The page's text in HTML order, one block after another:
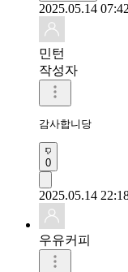
2025.05.14 07:42
민턴
작성자
감사합니당
0
2025.05.14
우유커피